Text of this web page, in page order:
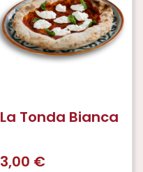
La Tonda Bianca
3,00 €